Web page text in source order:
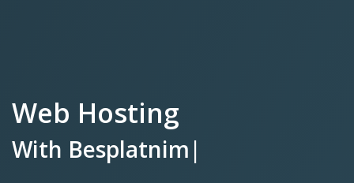
Web Hosting
With Besplatnim SSL
Certifikat|